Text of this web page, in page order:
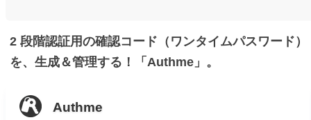
2 段階認証用の確認コード（ワンタイムパスワード）
を、生成＆管理する！「Authme」。
Authme